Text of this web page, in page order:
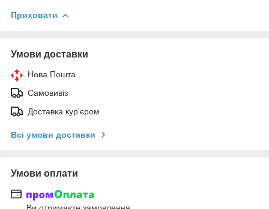
Приховати
Умови доставки
Нова Пошта
Самовивіз
Доставка кур'єром
Всі умови доставки
Умови оплати